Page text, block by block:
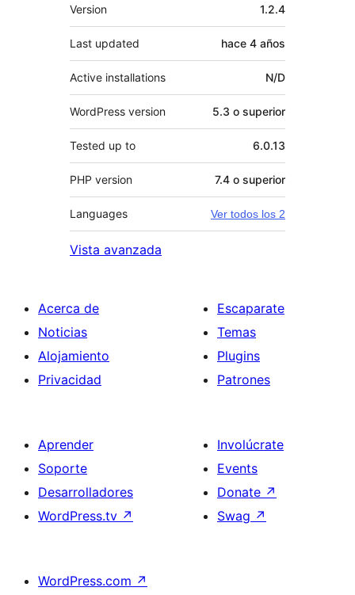
Version 1.2.4
Last updated hace 4 años
Active installations N/D
WordPress version 5.3 o superior
Tested up to 6.0.13
PHP version 7.4 o superior
Languages Ver todos los 2
Vista avanzada
Acerca de
Noticias
Alojamiento
Privacidad
Escaparate
Temas
Plugins
Patrones
Aprender
Soporte
Desarrolladores
WordPress.tv ↗
Involúcrate
Events
Donate ↗
Swag ↗
WordPress.com ↗